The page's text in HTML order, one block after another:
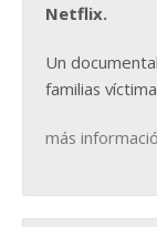
Netflix.
Un
familias
más